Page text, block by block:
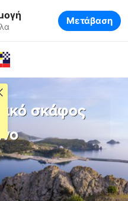
Μετάβαση
σκάφος